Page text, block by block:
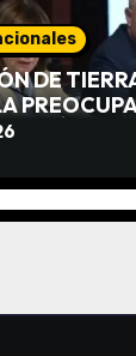
DE
PRÓXIMAS